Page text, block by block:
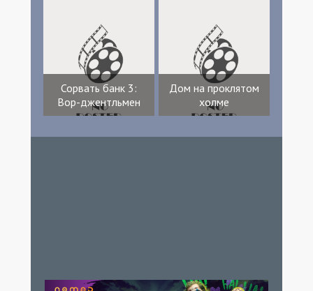
Сорвать банк 3:
Вор-джентльмен
Дом на проклятом
холме